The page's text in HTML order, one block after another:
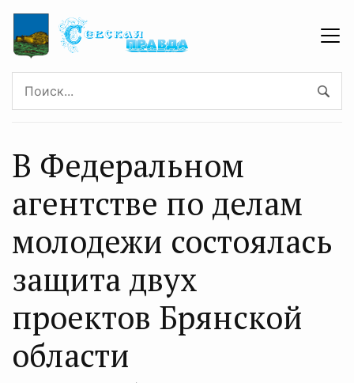
В Федеральном
агентстве по делам
молодежи состоялась
защита двух
проектов Брянской
области